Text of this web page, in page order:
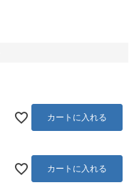
カートに入れる
カートに入れる